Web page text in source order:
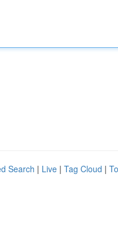
Search | Live | Tag Cloud |